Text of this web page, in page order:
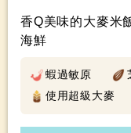
香Q美味的大麥米
海鮮
蝦過敏原
使用超級大麥